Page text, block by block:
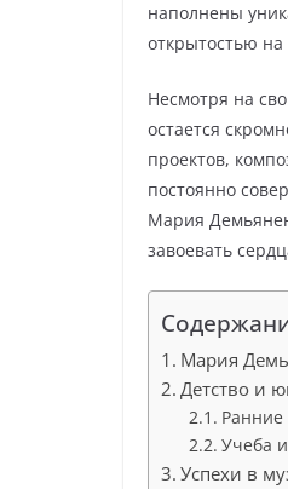
наполнены
открытостью на
Несмотря на
остается
проектов,
постоянно
Мария
завоевать
Мария
Детство и
Ранние
Учеба
Успехи в